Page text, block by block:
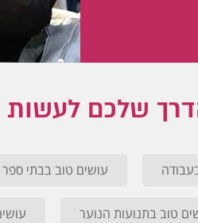
שלכם לעשות
עושים טוב בבתי ספר
טוב בתנועות הנוער